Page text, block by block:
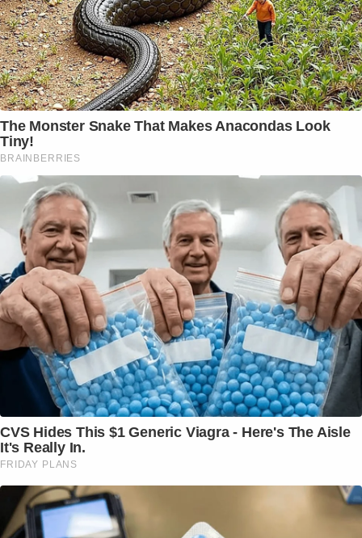
The Monster Snake That Makes Anacondas Look
Tiny!
BRAINBERRIES
CVS Hides This $1 Generic Viagra - Here's The Aisle
It's Really In.
FRIDAY PLANS